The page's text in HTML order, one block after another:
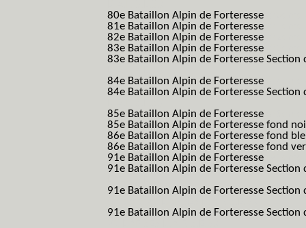
80e Bataillon Alpin de Forteresse
81e Bataillon Alpin de Forteresse
82e Bataillon Alpin de Forteresse
83e Bataillon Alpin de Forteresse
83e Bataillon Alpin de Forteresse
84e Bataillon Alpin de Forteresse
84e Bataillon Alpin de Forteresse
85e Bataillon Alpin de Forteresse
85e Bataillon Alpin de Forteresse fond
86e Bataillon Alpin de Forteresse fond
86e Bataillon Alpin de Forteresse fond
91e Bataillon Alpin de Forteresse
91e Bataillon Alpin de Forteresse
91e Bataillon Alpin de Forteresse
91e Bataillon Alpin de Forteresse